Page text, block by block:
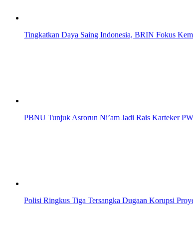
Tingkatkan Daya Saing Indonesia, BRIN Fokus
PBNU Tunjuk Asrorun Ni’am Jadi Rais Karteker
Polisi Ringkus Tiga Tersangka Dugaan Korupsi